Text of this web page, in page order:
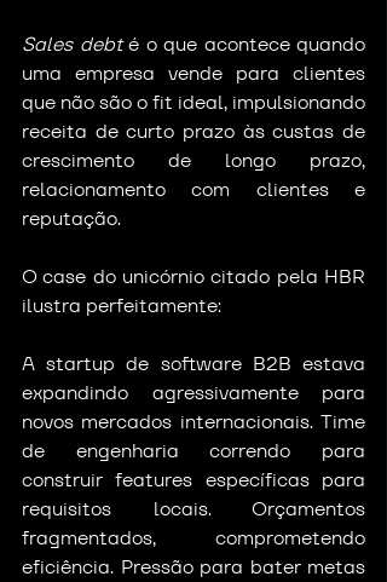
Sales debt é o que acontece quando
uma empresa vende para clientes
que não são o fit ideal, impulsionando
receita de curto prazo às custas de
crescimento de longo prazo,
relacionamento com clientes e
reputação.
O case do unicórnio citado pela HBR
ilustra perfeitamente:
A startup de software B2B estava
expandindo agressivamente para
novos mercados internacionais. Time
de engenharia correndo para
construir features específicas para
requisitos locais. Orçamentos
fragmentados, comprometendo
eficiência. Pressão para bater metas